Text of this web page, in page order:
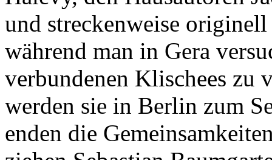
und streckenweise
während man in Gera
verbundenen Klischees zu
werden sie in Berlin zum
enden die